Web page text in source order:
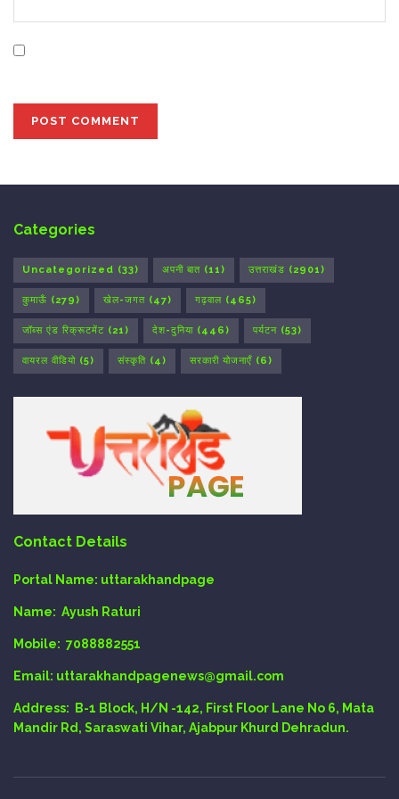
Categories
Uncategorized (33) अपनी बात (11) उत्तराखंड (2901)
कुमाऊँ (279) खेल-जगत (47) गढ़वाल (465)
जॉब्स एंड रिक्रूटमेंट (21) देश-दुनिया (446) पर्यटन (53)
वायरल वीडियो (5) संस्कृति (4) सरकारी योजनाएँ (6)
Contact Details
Portal Name: uttarakhandpage
Name: Ayush Raturi
Mobile: 7088882551
Email: uttarakhandpagenews@gmail.com
Address:
B-1 Block, H/N -142, First Floor Lane No 6, Mata
Mandir Rd, Saraswati Vihar, Ajabpur Khurd Dehradun.